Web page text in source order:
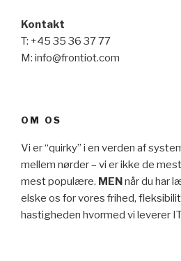
Kontakt
T: +45 35 36 37 77
M: info@frontiot.com
OM OS
Vi er “quirky” i en verden af
mellem nørder – vi er ikke de
mest populære. MENnår du har
elske os for vores frihed,
hastigheden hvormed vi leverer